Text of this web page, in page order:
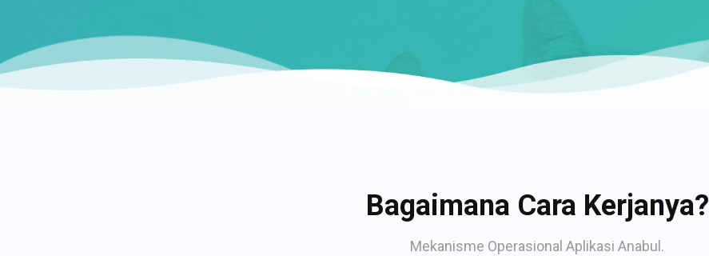
Bagaimana Cara Kerjanya?
Mekanisme Operasional Aplikasi Anabul.